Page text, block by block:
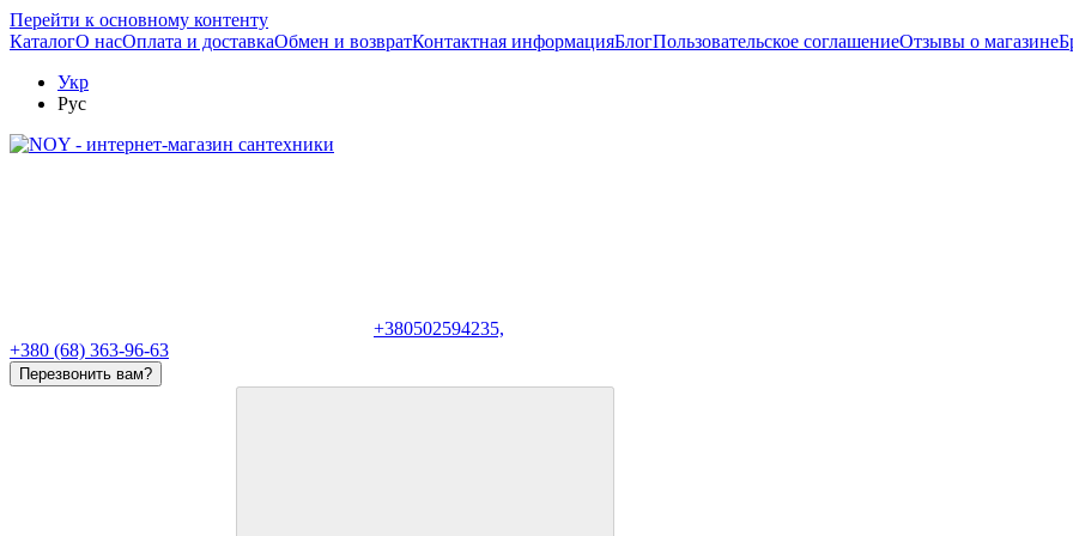
Перейти к основному контенту
КаталогО насОплата и доставкаОбмен и возвратКонтактная информацияБлогПользовательское соглашениеОтзывы о магазине
Укр
Рус
+380502594235,
+380 (68) 363-96-63
Перезвонить вам?